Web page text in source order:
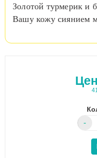
Золотой турмерик и
Вашу кожу сиянием